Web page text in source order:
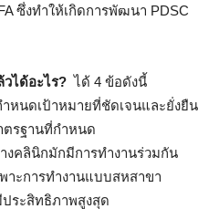
ซึ่งทำให้เกิดการพัฒนา PDSC
วได้อะไร?ได้ 4 ข้อดังนี้
ำหนดเป้าหมายที่ชัดเจนและยั่งยืน
ตรฐานที่กำหนด
งคลินิกมักมีการทำงานร่วมกัน
าะการทำงานแบบสหสาขา
ระสิทธิภาพสูงสุด